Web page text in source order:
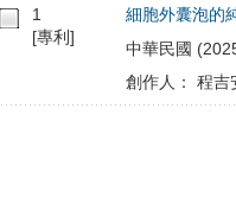
1
[專利]
細胞外囊泡的
中華民國
創作人： 程吉